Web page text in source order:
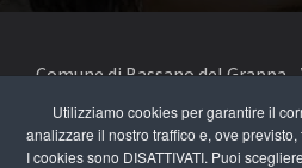
Utilizziamo cookies per garantire il
analizzare il nostro traffico e, ove
I cookies sono DISATTIVATI. Puoi
Comune di Bassano del Grappa
Bassano del Grappa VI - Telefono
e partita IVA